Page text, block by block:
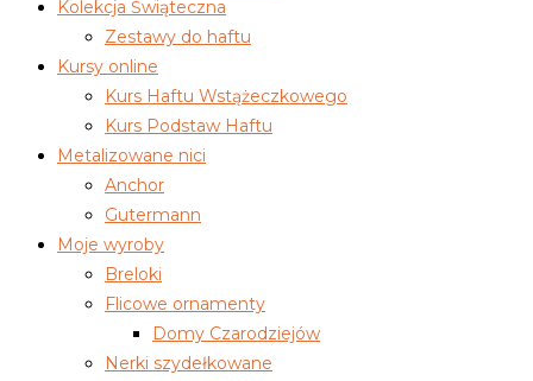
Kolekcja Świąteczna
Zestawy do haftu
Kursy online
Kurs Haftu Wstążeczkowego
Kurs Podstaw Haftu
Metalizowane nici
Anchor
Gutermann
Moje wyroby
Breloki
Flicowe ornamenty
Domy Czarodziejów
Nerki szydełkowane